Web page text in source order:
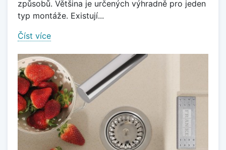
způsobů. Většina je určených výhradně pro jeden
typ montáže. Existují...
Číst více